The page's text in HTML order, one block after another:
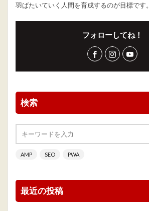
羽ばたいていく人間を育成するのが目標です。
フォローしてね！
検索
AMP SEO PWA
最近の投稿